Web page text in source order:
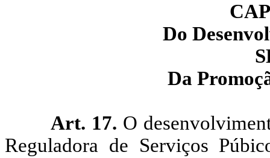
Do
Da
Art. 17. O
Reguladora de Serviços